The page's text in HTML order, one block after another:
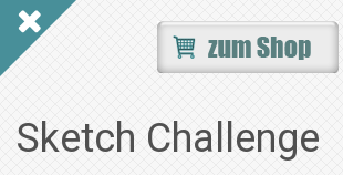
Sketch Challenge